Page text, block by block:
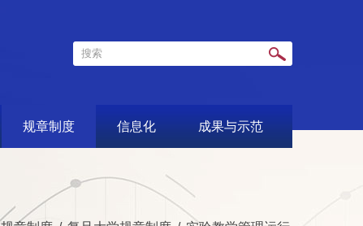
规章制度 信息化 成果与示范